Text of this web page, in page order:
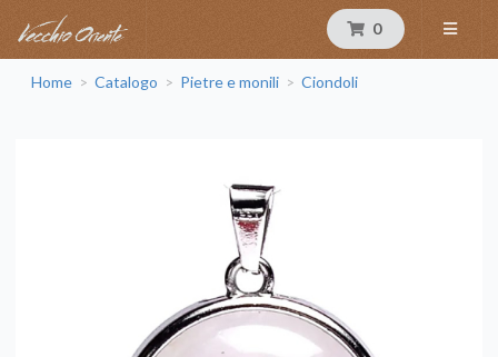
0
Home > Catalogo > Pietre e monili > Ciondoli